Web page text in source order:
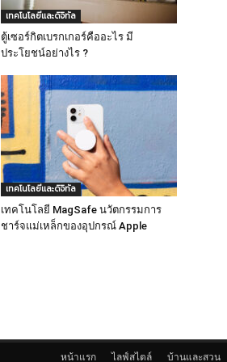
เทคโนโลยีและดิจิทัล
ตู้เซอร์กิตเบรกเกอร์คืออะไร มี
ประโยชน์อย่างไร ?
เทคโนโลยีและดิจิทัล
เทคโนโลยี MagSafe นวัตกรรมการ
ชาร์จแม่เหล็กของอุปกรณ์ Apple
หน้าแรก ไลฟ์สไตล์ บ้านและสวน